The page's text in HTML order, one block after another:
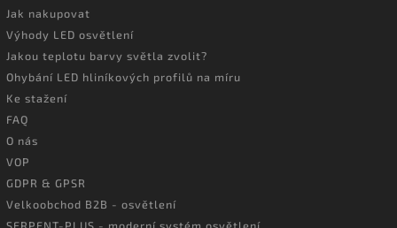
Jak nakupovat
Výhody LED osvětlení
Jakou teplotu barvy světla zvolit?
Ohybání LED hliníkových profilů na míru
Ke stažení
FAQ
O nás
VOP
GDPR & GPSR
Velkoobchod B2B - osvětlení
SERPENT-PLUS - moderní systém osvětlení